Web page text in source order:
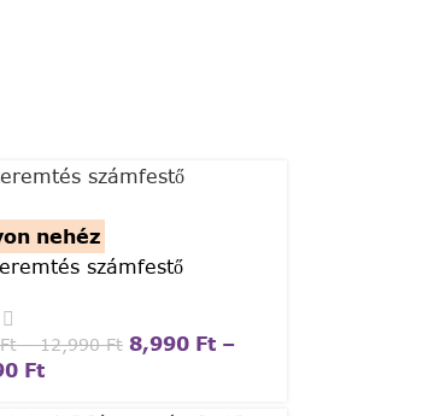
nehéz
számfestő
Ft – 12,990Ft 8,990 Ft –
Ft